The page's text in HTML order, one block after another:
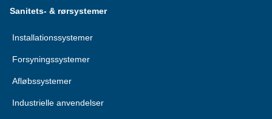
Sanitets- & rørsystemer
Installationssystemer
Forsyningssystemer
Afløbssystemer
Industrielle anvendelser